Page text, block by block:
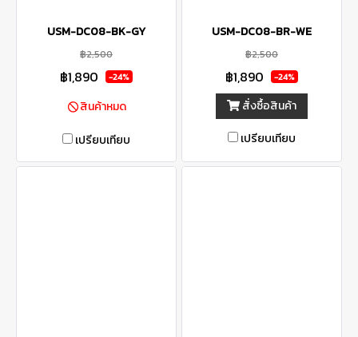
USM-DC08-BK-GY
฿2,500
฿1,890 -24%
สินค้าหมด
เปรียบเทียบ
USM-DC08-BR-WE
฿2,500
฿1,890 -24%
สั่งซื้อสินค้า
เปรียบเทียบ